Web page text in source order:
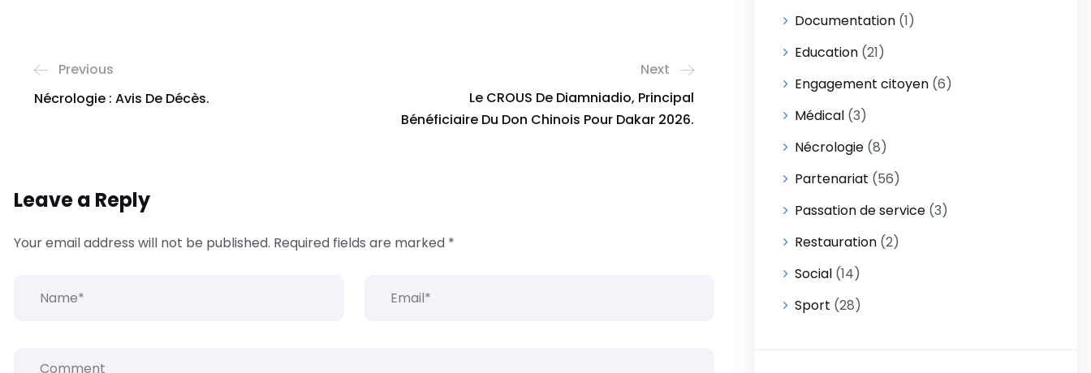
Previous
Nécrologie : Avis De Décès.
Next
Le CROUS De Diamniadio, Principal
Bénéficiaire Du Don Chinois Pour Dakar 2026.
Leave a Reply
Your email address will not be published. Required fields are marked *
Documentation (1)
Education (21)
Engagement citoyen (6)
Médical (3)
Nécrologie (8)
Partenariat (56)
Passation de service (3)
Restauration (2)
Social (14)
Sport (28)